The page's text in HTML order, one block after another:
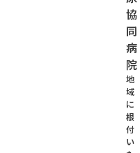
協
同
病
院
地
域
に
根
付
い